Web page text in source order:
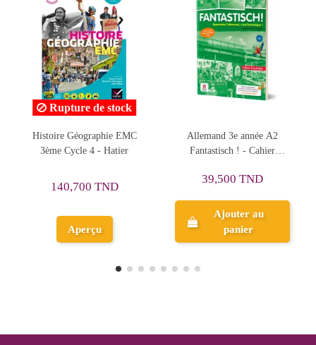
Allemand 3e année A2
Fantastisch ! - Cahier
Ajouter au
Les cahiers Sésamath 3e
24,900 TND
Aperçu